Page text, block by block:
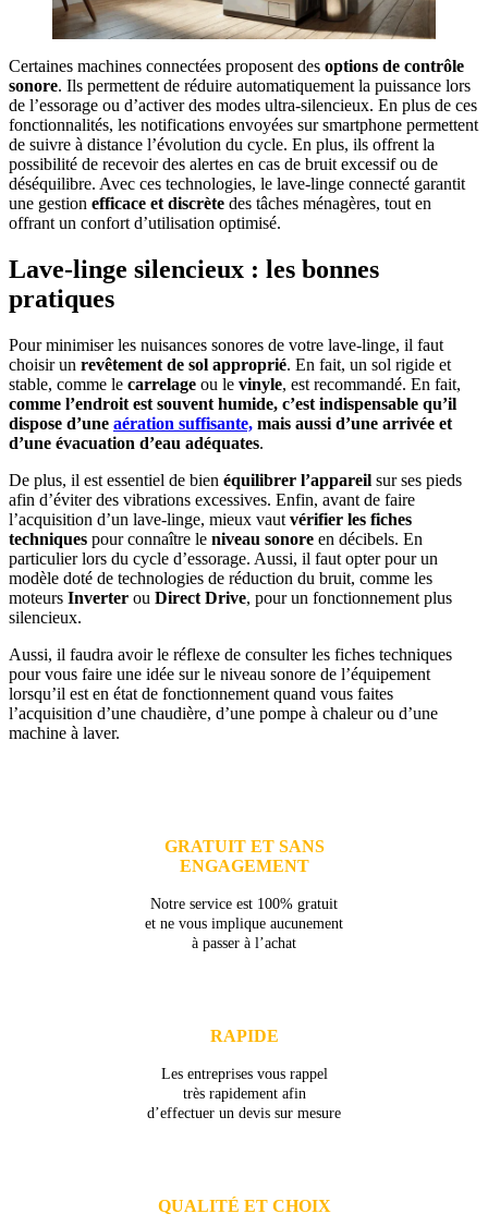
Certaines machines connectées proposent des options de contrôle
sonore. Ils permettent de réduire automatiquement la puissance lors
de l’essorage ou d’activer des modes ultra-silencieux. En plus de ces
fonctionnalités, les notifications envoyées sur smartphone permettent
de suivre à distance l’évolution du cycle. En plus, ils offrent la
possibilité de recevoir des alertes en cas de bruit excessif ou de
déséquilibre. Avec ces technologies, le lave-linge connecté garantit
une gestion efficace et discrète des tâches ménagères, tout en
offrant un confort d’utilisation optimisé.
Lave-linge silencieux : les bonnes
pratiques
Pour minimiser les nuisances sonores de votre lave-linge, il faut
choisir un revêtement de sol approprié. En fait, un sol rigide et
stable, comme le carrelage ou le vinyle, est recommandé. En fait,
comme l’endroit est souvent humide, c’est indispensable qu’il
dispose d’une aération suffisante, mais aussi d’une arrivée et
d’une évacuation d’eau adéquates.
De plus, il est essentiel de bien équilibrer l’appareil sur ses pieds
afin d’éviter des vibrations excessives. Enfin, avant de faire
l’acquisition d’un lave-linge, mieux vaut vérifier les fiches
techniques pour connaître le niveau sonore en décibels. En
particulier lors du cycle d’essorage. Aussi, il faut opter pour un
modèle doté de technologies de réduction du bruit, comme les
moteurs Inverter ou Direct Drive, pour un fonctionnement plus
silencieux.
Aussi, il faudra avoir le réflexe de consulter les fiches techniques
pour vous faire une idée sur le niveau sonore de l’équipement
lorsqu’il est en état de fonctionnement quand vous faites
l’acquisition d’une chaudière, d’une pompe à chaleur ou d’une
machine à laver.
GRATUIT ET SANS
ENGAGEMENT
Notre service est 100% gratuit
et ne vous implique aucunement
à passer à l’achat
RAPIDE
Les entreprises vous rappel
très rapidement afin
d’effectuer un devis sur mesure
QUALITÉ ET CHOIX